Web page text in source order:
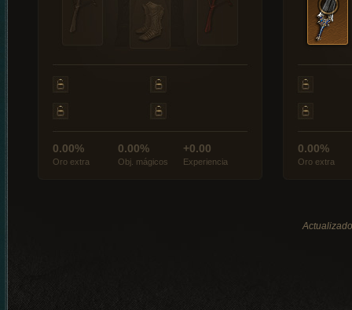
0.00%
Oro extra
0.00%
Obj. mágicos
+0.00
Experiencia
0.00%
Oro extra